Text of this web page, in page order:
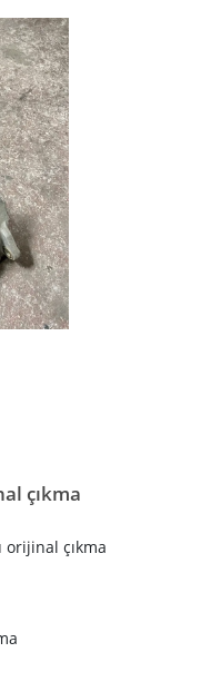
çıkma
çıkma